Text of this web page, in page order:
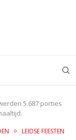
5.687 porties
LEIDSE FEESTEN